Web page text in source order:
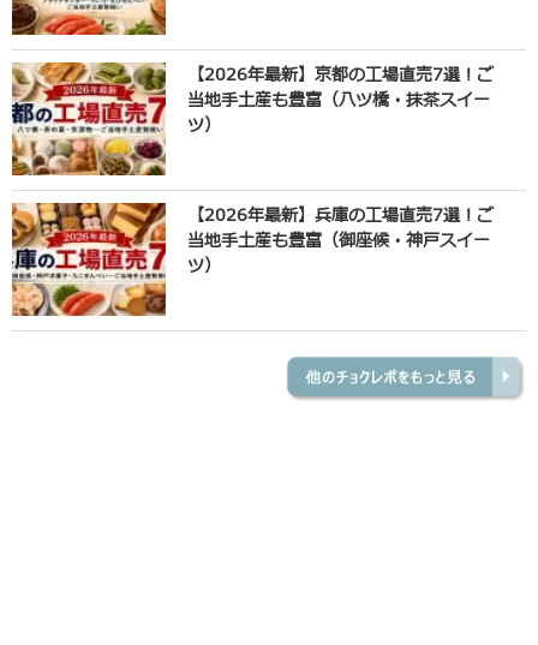
【2026年最新】京都の工場直売7選！ご
当地手土産も豊富（八ツ橋・抹茶スイー
ツ）
【2026年最新】兵庫の工場直売7選！ご
当地手土産も豊富（御座候・神戸スイー
ツ）